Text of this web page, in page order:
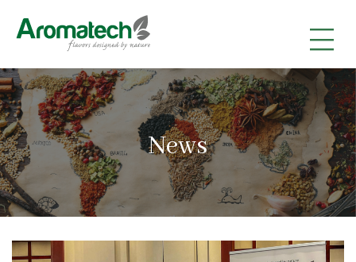
|
|
|
News